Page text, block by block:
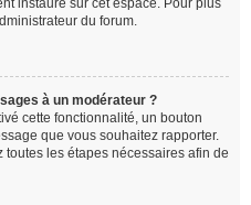
instauré sur cet espace. Pour plus
du forum.
à un modérateur ?
cette fonctionnalité, un bouton
que vous souhaitez rapporter.
les étapes nécessaires afin de